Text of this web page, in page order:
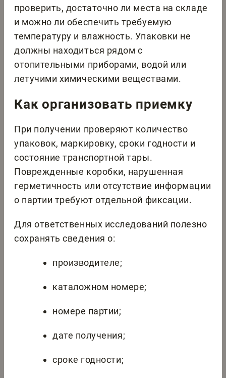
проверить, достаточно ли места на складе
и можно ли обеспечить требуемую
температуру и влажность. Упаковки не
должны находиться рядом с
отопительными приборами, водой или
летучими химическими веществами.
Как организовать приемку
При получении проверяют количество
упаковок, маркировку, сроки годности и
состояние транспортной тары.
Поврежденные коробки, нарушенная
герметичность или отсутствие информации
о партии требуют отдельной фиксации.
Для ответственных исследований полезно
сохранять сведения о:
производителе;
каталожном номере;
номере партии;
дате получения;
сроке годности;